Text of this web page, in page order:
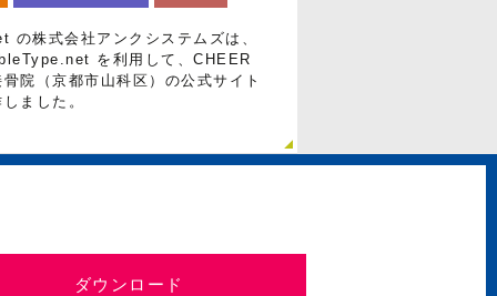
の株式会社アンクシステムズは、
を利用して、CHEER
院（京都市山科区）の公式サイト
ました。
ダウンロード